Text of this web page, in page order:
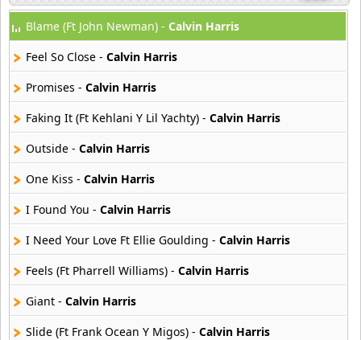
David Guetta
162 músicas online
Deep Forest
69 músicas online
104 músicas online
DJ Snake
13 músicas online
DVBBS
18 músicas online
Front 242
19 músicas online
Blame (Ft John Newman) - Calvin Harris
Feel So Close - Calvin Harris
Promises - Calvin Harris
Faking It (Ft Kehlani Y Lil Yachty) - Calvin Harris
Outside - Calvin Harris
One Kiss - Calvin Harris
I Found You - Calvin Harris
I Need Your Love Ft Ellie Goulding - Calvin Harris
Feels (Ft Pharrell Williams) - Calvin Harris
Giant - Calvin Harris
Slide (Ft Frank Ocean Y Migos) - Calvin Harris